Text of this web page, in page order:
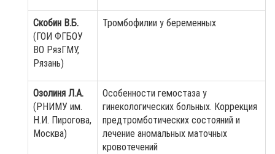
Скобин В.Б.
(ГОИ ФГБОУ
ВО РязГМУ,
Рязань)
Тромбофилии у беременных
Озолиня Л.А.
(РНИМУ им.
Н.И. Пирогова,
Москва)
Особенности гемостаза у
гинекологических больных. Коррекция
предтромботических состояний и
лечение аномальных маточных
кровотечений